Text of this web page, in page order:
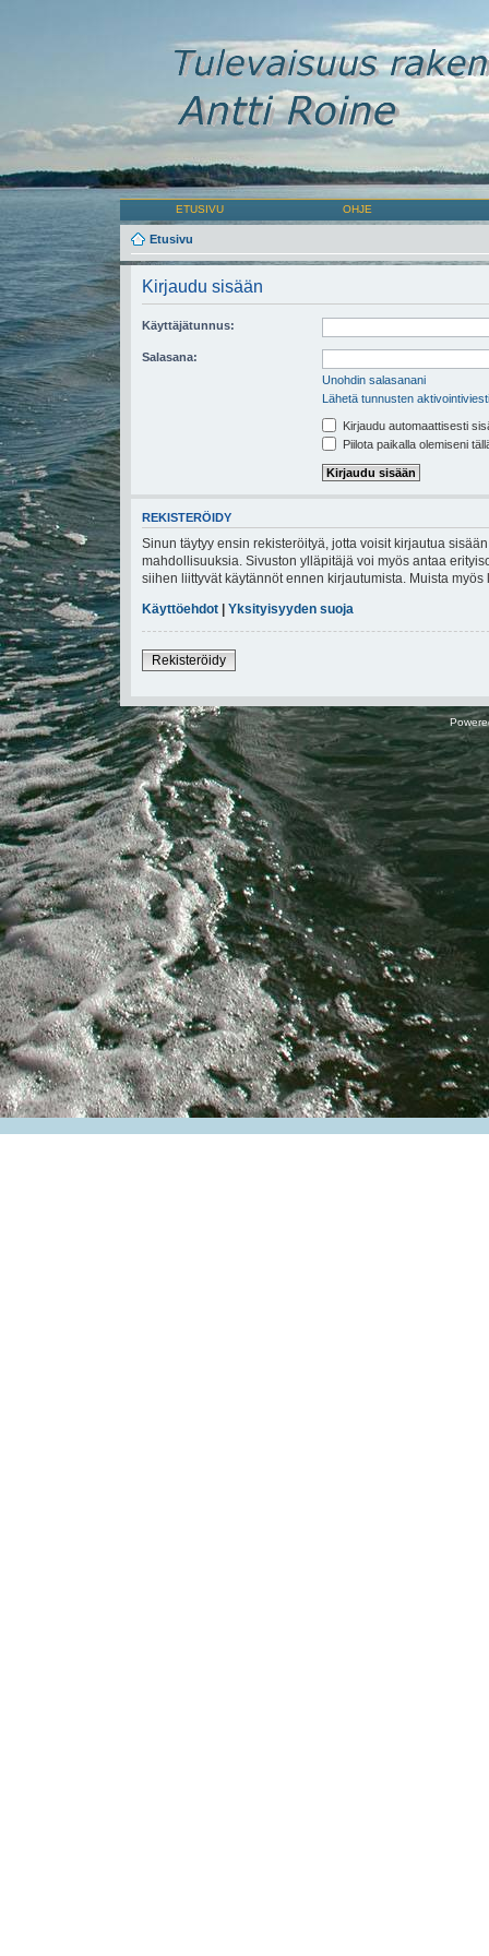
ETUSIVU OHJE
Etusivu
Kirjaudu sisään
Käyttäjätunnus:
Salasana:
Unohdin salasanani
Lähetä tunnusten
Kirjaudu automaattisesti
Piilota paikalla olemiseni
REKISTERÖIDY
Sinun täytyy ensin rekisteröityä, jotta voisit kirjautua
mahdollisuuksia. Sivuston ylläpitäjä voi myös antaa
siihen liittyvät käytännöt ennen kirjautumista. Muista
Käyttöehdot | Yksityisyyden suoja
Rekisteröidy